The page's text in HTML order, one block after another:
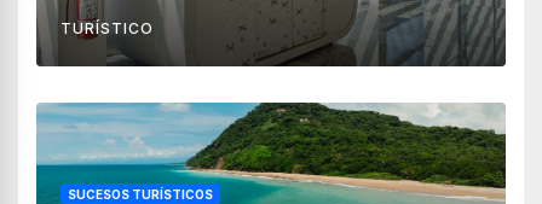
TURÍSTICO
SUCESOS TURÍSTICOS